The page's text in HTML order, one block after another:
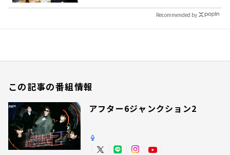
Recommended by
この記事の番組情報
アフター6ジャンクション2